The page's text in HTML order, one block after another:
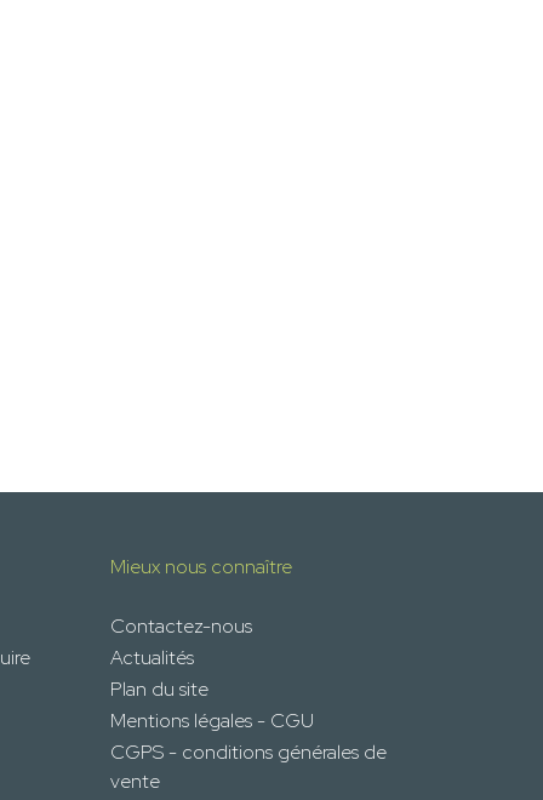
Mieux nous connaître
Contactez-nous
Actualités
Plan du site
Mentions légales - CGU
CGPS - conditions générales de
vente